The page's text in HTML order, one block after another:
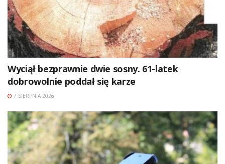
Wyciął bezprawnie dwie sosny. 61-latek
dobrowolnie poddał się karze
7 SIERPNIA 2026